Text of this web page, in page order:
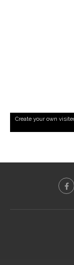
Create your own